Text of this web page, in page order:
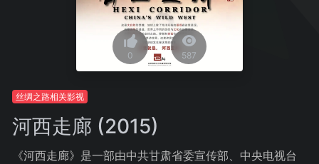
0 587
丝绸之路相关影视
河西走廊 (2015)
《河西走廊》是一部由中共甘肃省委宣传部、中央电视台